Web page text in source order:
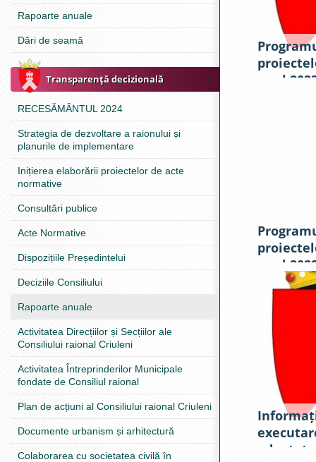
Rapoarte anuale
Dări de seamă
Transparenţă decizională
RECESĂMÂNTUL 2024
Strategia de dezvoltare a raionului și
planurile de implementare
Inițierea elaborării proiectelor de acte
normative
Consultări publice
Acte Normative
Dispozițiile Președintelui
Deciziile Consiliului
Rapoarte anuale
Activitatea Direcțiilor și Secțiilor ale
Consiliului raional Criuleni
Activitatea Întreprinderilor Municipale
fondate de Consiliul raional
Plan de acțiuni al Consiliului raional Criuleni
Documente urbanism și arhitectură
Colaborarea cu societatea civilă în
anul
anul